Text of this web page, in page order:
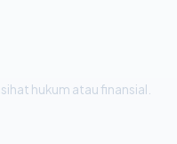
hukum atau finansial.